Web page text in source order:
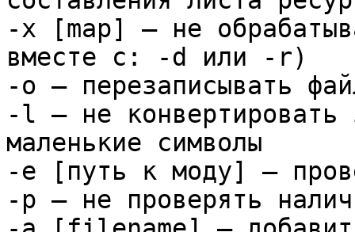
-x [map] — не
вместе с: -d или -r)
-o — перезаписывать
-l — не конвертировать
маленькие символы
-e [путь к моду] —
-p — не проверять